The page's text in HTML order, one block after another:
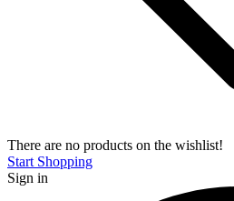
There are no products on the wishlist!
Start Shopping
Sign in